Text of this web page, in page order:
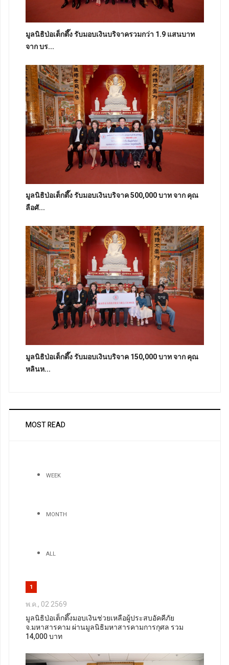
มูลนิธิป่อเต็กตึ๊ง รับมอบเงินบริจาครวมกว่า 1.9 แสนบาท
จาก บร...
มูลนิธิป่อเต็กตึ๊ง รับมอบเงินบริจาค 500,000 บาท จาก คุณ
ลือศั...
มูลนิธิป่อเต็กตึ๊ง รับมอบเงินบริจาค 150,000 บาท จาก คุณ
หลินห...
MOST READ
WEEK
MONTH
ALL
1
พ.ค., 02 2569
มูลนิธิป่อเต็กตึ๊งมอบเงินช่วยเหลือผู้ประสบอัคคีภัย
จ.มหาสารคาม ผ่านมูลนิธิมหาสารคามการกุศล รวม
14,000 บาท